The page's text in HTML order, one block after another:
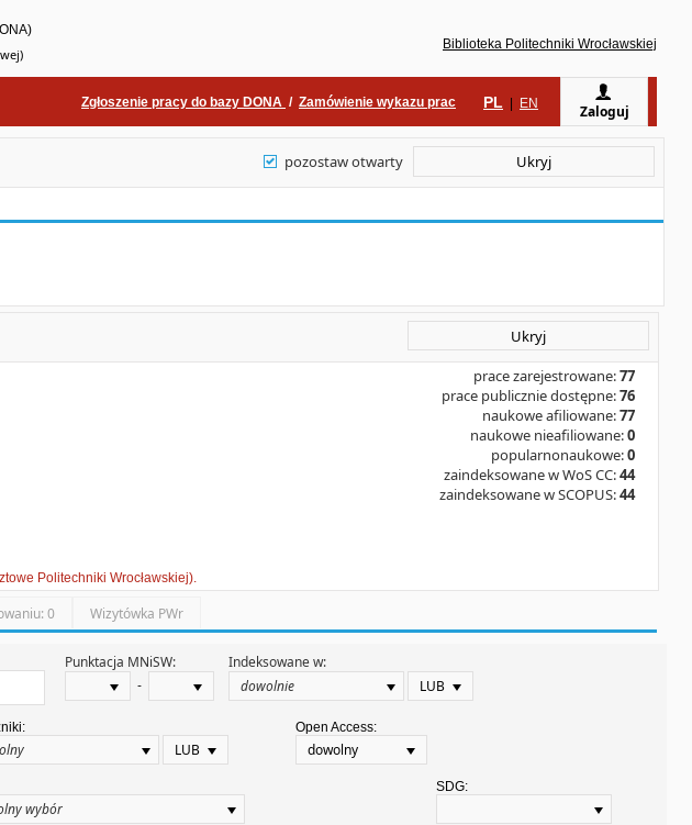
Biblioteka Politechniki Wrocławskiej
Zgłoszenie pracy do bazy DONA / Zamówienie wykazu prac PL | EN Zaloguj
pozostaw otwarty Ukryj
Ukryj
prace zarejestrowane:77
prace publicznie dostępne:76
naukowe afiliowane:77
naukowe nieafiliowane:0
popularnonaukowe:0
zaindeksowane w WoS CC:44
zaindeksowane w SCOPUS:44
Politechniki Wrocławskiej).
0 Wizytówka PWr
Punktacja MNiSW:
-
Indeksowane w:
LUB
LUB
Open Access:
dowolny
SDG: